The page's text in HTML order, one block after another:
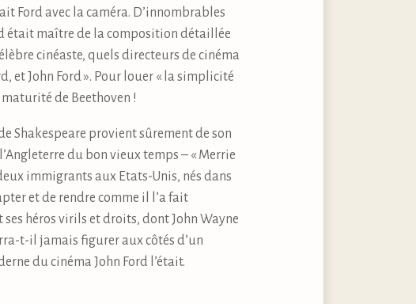
Ford avec la caméra. D’innombrables
était maître de la composition détaillée
cinéaste, quels directeurs de cinéma
et John Ford ». Pour louer « la simplicité
de Beethoven !
Shakespeare provient sûrement de son
du bon vieux temps – « Merrie
immigrants aux Etats-Unis, nés dans
et de rendre comme il l’a fait
ses héros virils et droits, dont John Wayne
t-il jamais figurer aux côtés d’un
du cinéma John Ford l’était.